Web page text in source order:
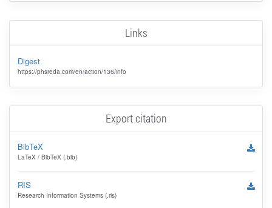
Links
Digest
https://phsreda.com/en/action/136/info
Export citation
BibTeX
LaTeX / BibTeX (.bib)
RIS
Research Information Systems (.ris)